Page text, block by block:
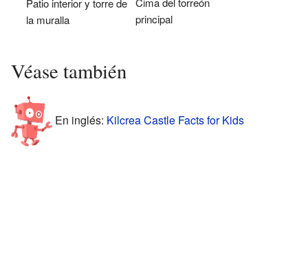
Patio interior y torre de
la muralla
principal
Véase también
En inglés: Kilcrea Castle Facts for Kids